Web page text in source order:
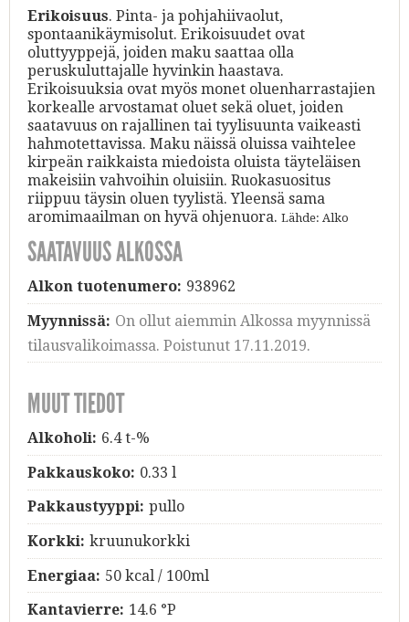
Erikoisuus. Pinta- ja pohjahiivaolut,
spontaanikäymisolut. Erikoisuudet ovat
oluttyyppejä, joiden maku saattaa olla
peruskuluttajalle hyvinkin haastava.
Erikoisuuksia ovat myös monet oluenharrastajien
korkealle arvostamat oluet sekä oluet, joiden
saatavuus on rajallinen tai tyylisuunta vaikeasti
hahmotettavissa. Maku näissä oluissa vaihtelee
kirpeän raikkaista miedoista oluista täyteläisen
makeisiin vahvoihin oluisiin. Ruokasuositus
riippuu täysin oluen tyylistä. Yleensä sama
aromimaailman on hyvä ohjenuora. Lähde: Alko
SAATAVUUS ALKOSSA
Alkon tuotenumero: 938962
Myynnissä: On ollut aiemmin Alkossa myynnissä
tilausvalikoimassa. Poistunut 17.11.2019.
MUUT TIEDOT
Alkoholi: 6.4 t-%
Pakkauskoko: 0.33 l
Pakkaustyyppi: pullo
Korkki: kruunukorkki
Energiaa: 50 kcal / 100ml
Kantavierre: 14.6 °P